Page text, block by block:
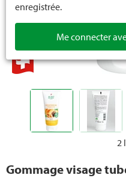
2
Gommage visage
Soins des mains
Soins bébé
Protection hygiénique
Hygiène intime femme
Incontinence
Papier toilette
enregistrée.
Me connecter